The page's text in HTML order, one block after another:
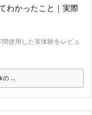
わかったこと｜実際
使用した実体験をレビュ
の ...